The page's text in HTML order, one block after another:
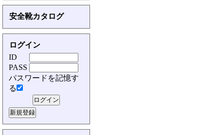
安全靴カタログ
ログイン
ID
PASS
パスワードを記憶す
る